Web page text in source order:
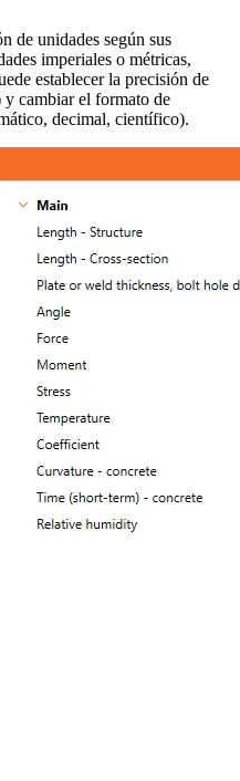
de unidades según sus
imperiales o métricas,
establecer la precisión de
y cambiar el formato de
decimal, científico).